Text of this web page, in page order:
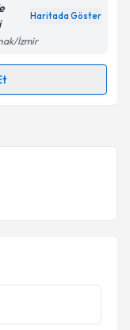
Haritada Göster
İzmir
Aydınlatma
belirtilen